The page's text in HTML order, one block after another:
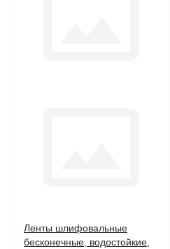
Ленты шлифовальные
бесконечные, водостойкие,